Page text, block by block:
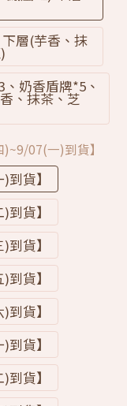
層(芋香、抹
奶香盾牌*5、
、抹茶、芝
07(一)到貨】
貨】
貨】
貨】
貨】
貨】
貨】
貨】